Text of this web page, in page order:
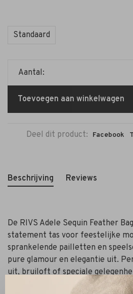
Standaard
Aantal:
Toevoegen aan winkelwagen
Deel dit product: Facebook
Beschrijving Reviews
De RIVS Adele Sequin Feather
statement tas voor feestelijke
sprankelende pailletten en
pure glamour en elegantie uit.
uit, bruiloft of speciale